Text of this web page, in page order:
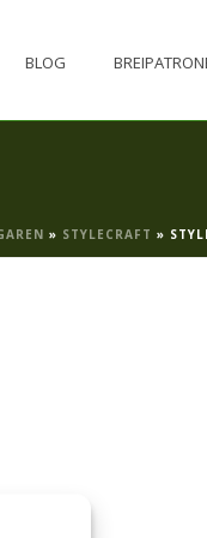
BLOG
» STYLECRAFT »